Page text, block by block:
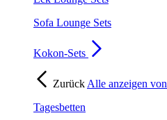
Sofa Lounge Sets
Kokon-Sets
Zurück Alle anzeigen von
Tagesbetten